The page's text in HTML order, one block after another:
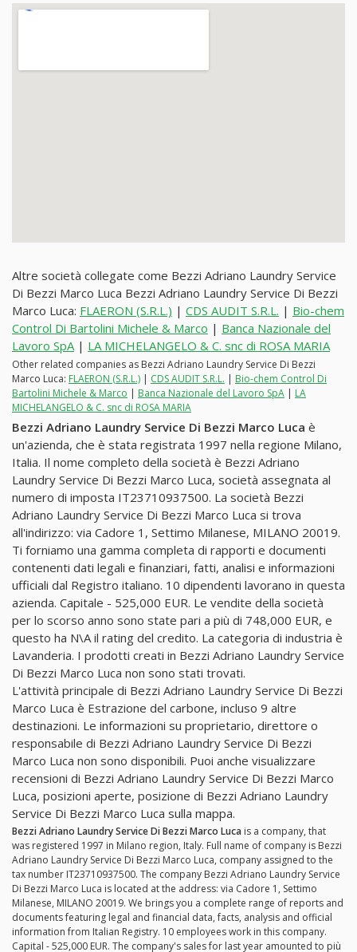
Altre società collegate come Bezzi Adriano Laundry Service
Di Bezzi Marco Luca Bezzi Adriano Laundry Service Di Bezzi
Marco Luca: FLAERON (S.R.L.) | CDS AUDIT S.R.L. | Bio-chem
Control Di Bartolini Michele & Marco | Banca Nazionale del
Lavoro SpA| LA MICHELANGELO & C. snc di ROSA MARIA
Other related companies as Bezzi Adriano Laundry Service Di Bezzi
Marco Luca: FLAERON (S.R.L.) | CDS AUDIT S.R.L. | Bio-chem Control Di
Bartolini Michele & Marco | Banca Nazionale del Lavoro SpA | LA
MICHELANGELO & C. snc di ROSA MARIA
Bezzi Adriano Laundry Service Di Bezzi Marco Luca è
un'azienda, che è stata registrata 1997 nella regione Milano,
Italia. Il nome completo della società è Bezzi Adriano
Laundry Service Di Bezzi Marco Luca, società assegnata al
numero di imposta IT23710937500. La società Bezzi
Adriano Laundry Service Di Bezzi Marco Luca si trova
all'indirizzo: via Cadore 1, Settimo Milanese, MILANO 20019.
Ti forniamo una gamma completa di rapporti e documenti
contenenti dati legali e finanziari, fatti, analisi e informazioni
ufficiali dal Registro italiano. 10 dipendenti lavorano in questa
azienda. Capitale - 525,000 EUR. Le vendite della società
per lo scorso anno sono state pari a più di 748,000 EUR, e
questo ha N\A il rating del credito. La categoria di industria è
Lavanderia. I prodotti creati in Bezzi Adriano Laundry Service
Di Bezzi Marco Luca non sono stati trovati.
L'attività principale di Bezzi Adriano Laundry Service Di Bezzi
Marco Luca è Estrazione del carbone, incluso 9 altre
destinazioni. Le informazioni su proprietario, direttore o
responsabile di Bezzi Adriano Laundry Service Di Bezzi
Marco Luca non sono disponibili. Puoi anche visualizzare
recensioni di Bezzi Adriano Laundry Service Di Bezzi Marco
Luca, posizioni aperte, posizione di Bezzi Adriano Laundry
Service Di Bezzi Marco Luca sulla mappa.
Bezzi Adriano Laundry Service Di Bezzi Marco Luca is a company, that
was registered 1997 in Milano region, Italy. Full name of company is Bezzi
Adriano Laundry Service Di Bezzi Marco Luca, company assigned to the
tax number IT23710937500. The company Bezzi Adriano Laundry Service
Di Bezzi Marco Luca is located at the address: via Cadore 1, Settimo
Milanese, MILANO 20019. We brings you a complete range of reports and
documents featuring legal and financial data, facts, analysis and official
information from Italian Registry. 10 employees work in this company.
Capital - 525,000 EUR. The company's sales for last year amounted to più